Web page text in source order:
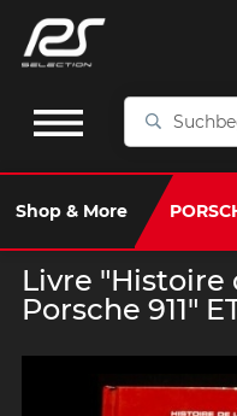
Shop & More
Livre
Porsche 911"